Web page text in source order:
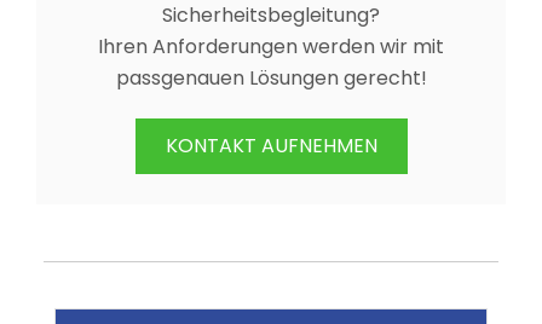
Sicherheitsbegleitung?
Ihren Anforderungen werden wir mit
passgenauen Lösungen gerecht!
KONTAKT AUFNEHMEN